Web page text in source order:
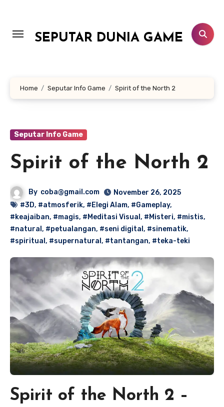
konten
SEPUTAR DUNIA GAME
Home Seputar Info Game Spirit of the North 2
Seputar Info Game
Spirit of the North 2
By coba@gmail.com
November 26, 2025
#3D, #atmosferik, #Elegi Alam, #Gameplay,
#keajaiban, #magis, #Meditasi Visual , #Misteri, #mistis,
#natural , #petualangan, #seni digital , #sinematik,
#spiritual , #supernatural , #tantangan, #teka-teki
Spirit of the North 2 –